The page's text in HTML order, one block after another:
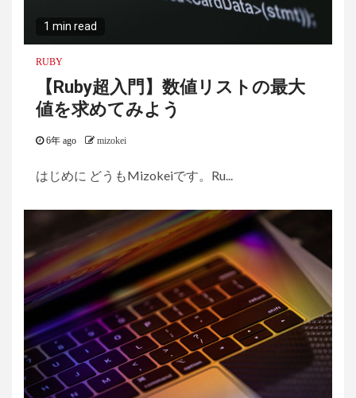
1 min read
RUBY
【Ruby超入門】数値リストの最大
値を求めてみよう
6年 ago mizokei
はじめに どうもMizokeiです。Ru...